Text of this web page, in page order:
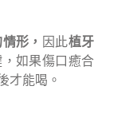
形， 因此植牙
如果傷口癒合
才能喝。